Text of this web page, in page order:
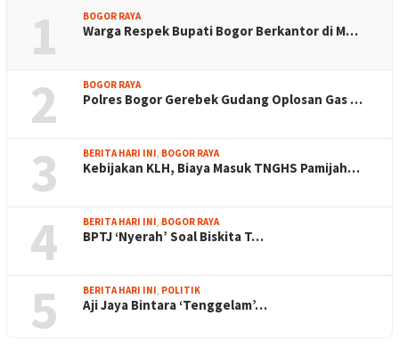
1 BOGOR RAYA
Warga Respek Bupati Bogor Berkantor di M…
2 BOGOR RAYA
Polres Bogor Gerebek Gudang Oplosan Gas …
3 BERITA HARI INI BOGOR RAYA
Kebijakan KLH, Biaya Masuk TNGHS Pamijah…
4 BERITA HARI INI BOGOR RAYA
BPTJ ‘Nyerah’ Soal Biskita T…
5 BERITA HARI INI POLITIK
Aji Jaya Bintara ‘Tenggelam’…